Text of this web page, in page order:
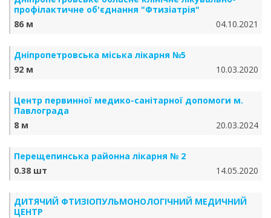
профілактичне об'єднання "Фтизіатрія"
86 м
04.10.2021
Дніпропетровська міська лікарня №5
92 м
10.03.2020
Центр первинної медико-санітарної допомоги м.
Павлограда
8 м
20.03.2024
Перещепинська районна лікарня № 2
0.38 шт
14.05.2020
ДИТЯЧИЙ ФТИЗІОПУЛЬМОНОЛОГІЧНИЙ МЕДИЧНИЙ
ЦЕНТР